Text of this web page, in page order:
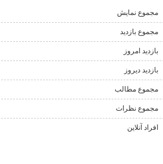
مجموع نمایش‌
مجموع بازدید
بازدید امروز
بازدید دیروز
مجموع مطالب
مجموع نظرات
افراد آنلاین